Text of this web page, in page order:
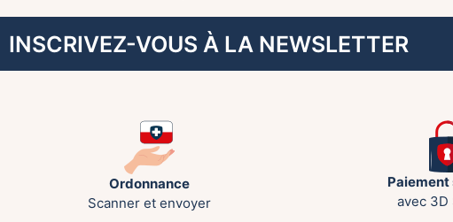
INSCRIVEZ-VOUS À LA NEWSLETTER
Ordonnance
Scanner et envoyer
Paiement
avec 3D